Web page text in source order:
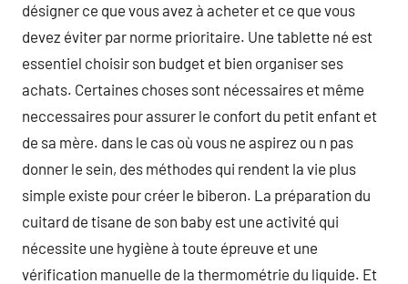
désigner ce que vous avez à acheter et ce que vous
devez éviter par norme prioritaire. Une tablette né est
essentiel choisir son budget et bien organiser ses
achats. Certaines choses sont nécessaires et même
neccessaires pour assurer le confort du petit enfant et
de sa mère. dans le cas où vous ne aspirez ou n pas
donner le sein, des méthodes qui rendent la vie plus
simple existe pour créer le biberon. La préparation du
cuitard de tisane de son baby est une activité qui
nécessite une hygiène à toute épreuve et une
vérification manuelle de la thermométrie du liquide. Et